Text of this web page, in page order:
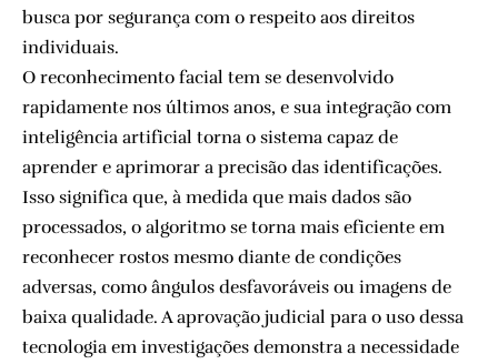
busca por segurança com o respeito aos direitos
individuais.
O reconhecimento facial tem se desenvolvido
rapidamente nos últimos anos, e sua integração com
inteligência artificial torna o sistema capaz de
aprender e aprimorar a precisão das identificações.
Isso significa que, à medida que mais dados são
processados, o algoritmo se torna mais eficiente em
reconhecer rostos mesmo diante de condições
adversas, como ângulos desfavoráveis ou imagens de
baixa qualidade. A aprovação judicial para o uso dessa
tecnologia em investigações demonstra a necessidade